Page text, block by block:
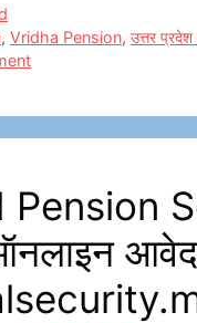
ai
l
e
,Vridha Pension,उत्तर